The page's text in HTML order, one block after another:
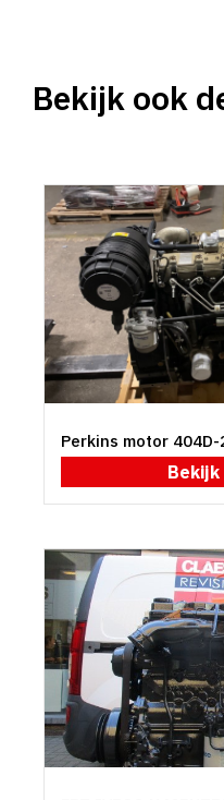
Bekijk ook
Perkins motor 404D-